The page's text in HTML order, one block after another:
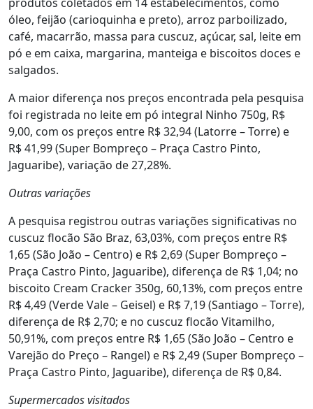
óleo, feijão (carioquinha e preto), arroz parboilizado,
café, macarrão, massa para cuscuz, açúcar, sal, leite em
pó e em caixa, margarina, manteiga e biscoitos doces e
salgados.
A maior diferença nos preços encontrada pela pesquisa
foi registrada no leite em pó integral Ninho 750g, R$
9,00, com os preços entre R$ 32,94 (Latorre – Torre) e
R$ 41,99 (Super Bompreço – Praça Castro Pinto,
Jaguaribe), variação de 27,28%.
Outras variações
A pesquisa registrou outras variações significativas no
cuscuz flocão São Braz, 63,03%, com preços entre R$
1,65 (São João – Centro) e R$ 2,69 (Super Bompreço –
Praça Castro Pinto, Jaguaribe), diferença de R$ 1,04; no
biscoito Cream Cracker 350g, 60,13%, com preços entre
R$ 4,49 (Verde Vale – Geisel) e R$ 7,19 (Santiago – Torre),
diferença de R$ 2,70; e no cuscuz flocão Vitamilho,
50,91%, com preços entre R$ 1,65 (São João – Centro e
Varejão do Preço – Rangel) e R$ 2,49 (Super Bompreço –
Praça Castro Pinto, Jaguaribe), diferença de R$ 0,84.
Supermercados visitados